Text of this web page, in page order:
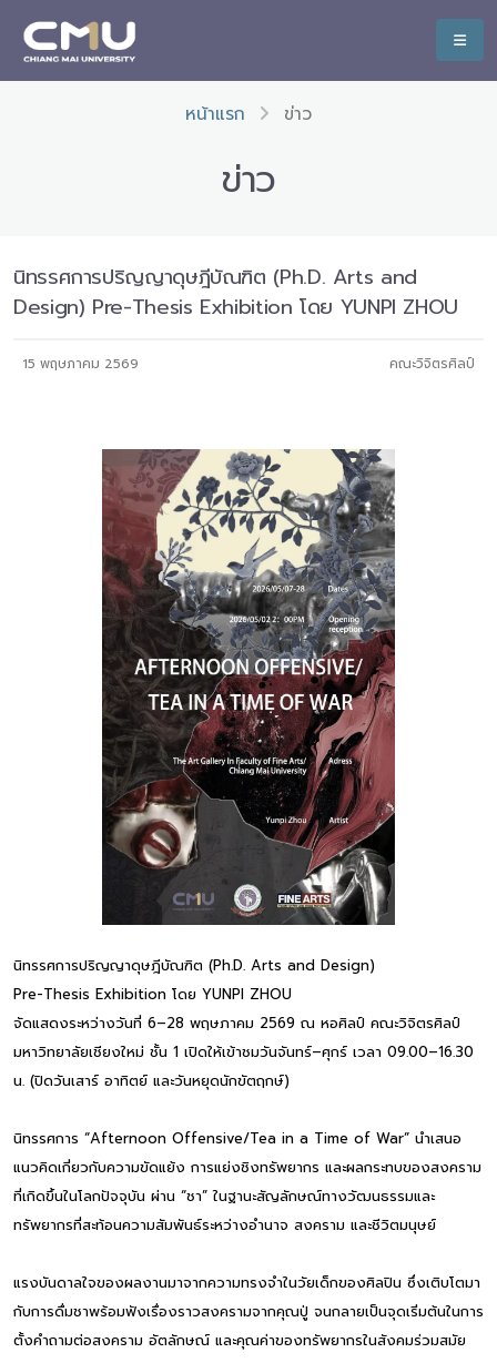
หน้าแรก ข่าว
ข่าว
นิทรรศการปริญญาดุษฎีบัณฑิต (Ph.D. Arts and
Design) Pre-Thesis Exhibition โดย YUNPI ZHOU
15 พฤษภาคม 2569 คณะวิจิตรศิลป์
นิทรรศการปริญญาดุษฎีบัณฑิต (Ph.D. Arts and Design)
Pre-Thesis Exhibition โดย YUNPI ZHOU
จัดแสดงระหว่างวันที่ 6–28 พฤษภาคม 2569 ณ หอศิลป์ คณะวิจิตรศิลป์
มหาวิทยาลัยเชียงใหม่ ชั้น 1 เปิดให้เข้าชมวันจันทร์–ศุกร์ เวลา 09.00–16.30
น. (ปิดวันเสาร์ อาทิตย์ และวันหยุดนักขัตฤกษ์)
นิทรรศการ “Afternoon Offensive/Tea in a Time of War” นำเสนอ
แนวคิดเกี่ยวกับความขัดแย้ง การแย่งชิงทรัพยากร และผลกระทบของสงคราม
ที่เกิดขึ้นในโลกปัจจุบัน ผ่าน “ชา” ในฐานะสัญลักษณ์ทางวัฒนธรรมและ
ทรัพยากรที่สะท้อนความสัมพันธ์ระหว่างอำนาจ สงคราม และชีวิตมนุษย์
แรงบันดาลใจของผลงานมาจากความทรงจำในวัยเด็กของศิลปิน ซึ่งเติบโตมา
กับการดื่มชาพร้อมฟังเรื่องราวสงครามจากคุณปู่ จนกลายเป็นจุดเริ่มต้นในการ
ตั้งคำถามต่อสงคราม อัตลักษณ์ และคุณค่าของทรัพยากรในสังคมร่วมสมัย